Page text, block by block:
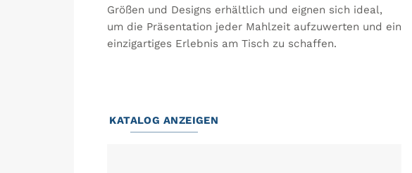
Größen und Designs erhältlich und eignen sich ideal,
um die Präsentation jeder Mahlzeit aufzuwerten und ein
einzigartiges Erlebnis am Tisch zu schaffen.
KATALOG ANZEIGEN